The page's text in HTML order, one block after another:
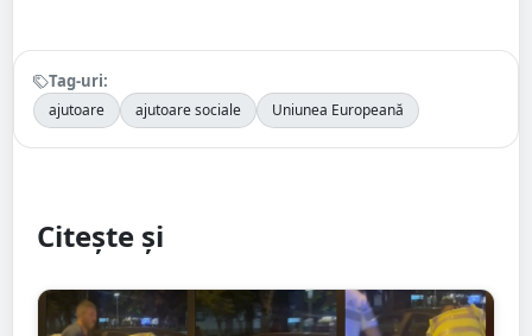
Tag-uri:
ajutoare ajutoare sociale Uniunea Europeană
Citește și